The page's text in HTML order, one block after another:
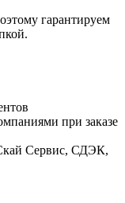
гарантируем
при заказе
Сервис, СДЭК,